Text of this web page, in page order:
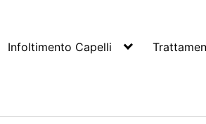
Infoltimento Capelli